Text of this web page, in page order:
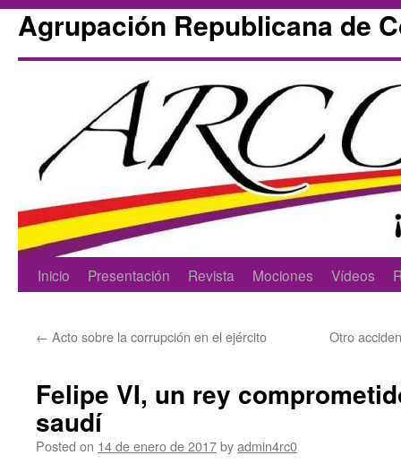
Agrupación Republicana de
Skip
content
Inicio Presentación Revista Mociones Vídeos
← Acto sobre la corrupción en el ejército Otro
Felipe VI, un rey
saudí
Posted on 14 de enero de 2017byadmin4rc0